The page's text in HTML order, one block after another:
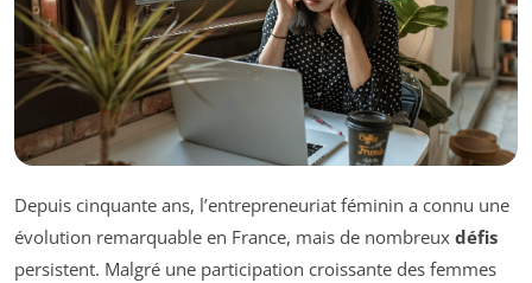
Depuis cinquante ans, l’entrepreneuriat féminin a connu une
évolution remarquable en France, mais de nombreux défis
persistent. Malgré une participation croissante des femmes